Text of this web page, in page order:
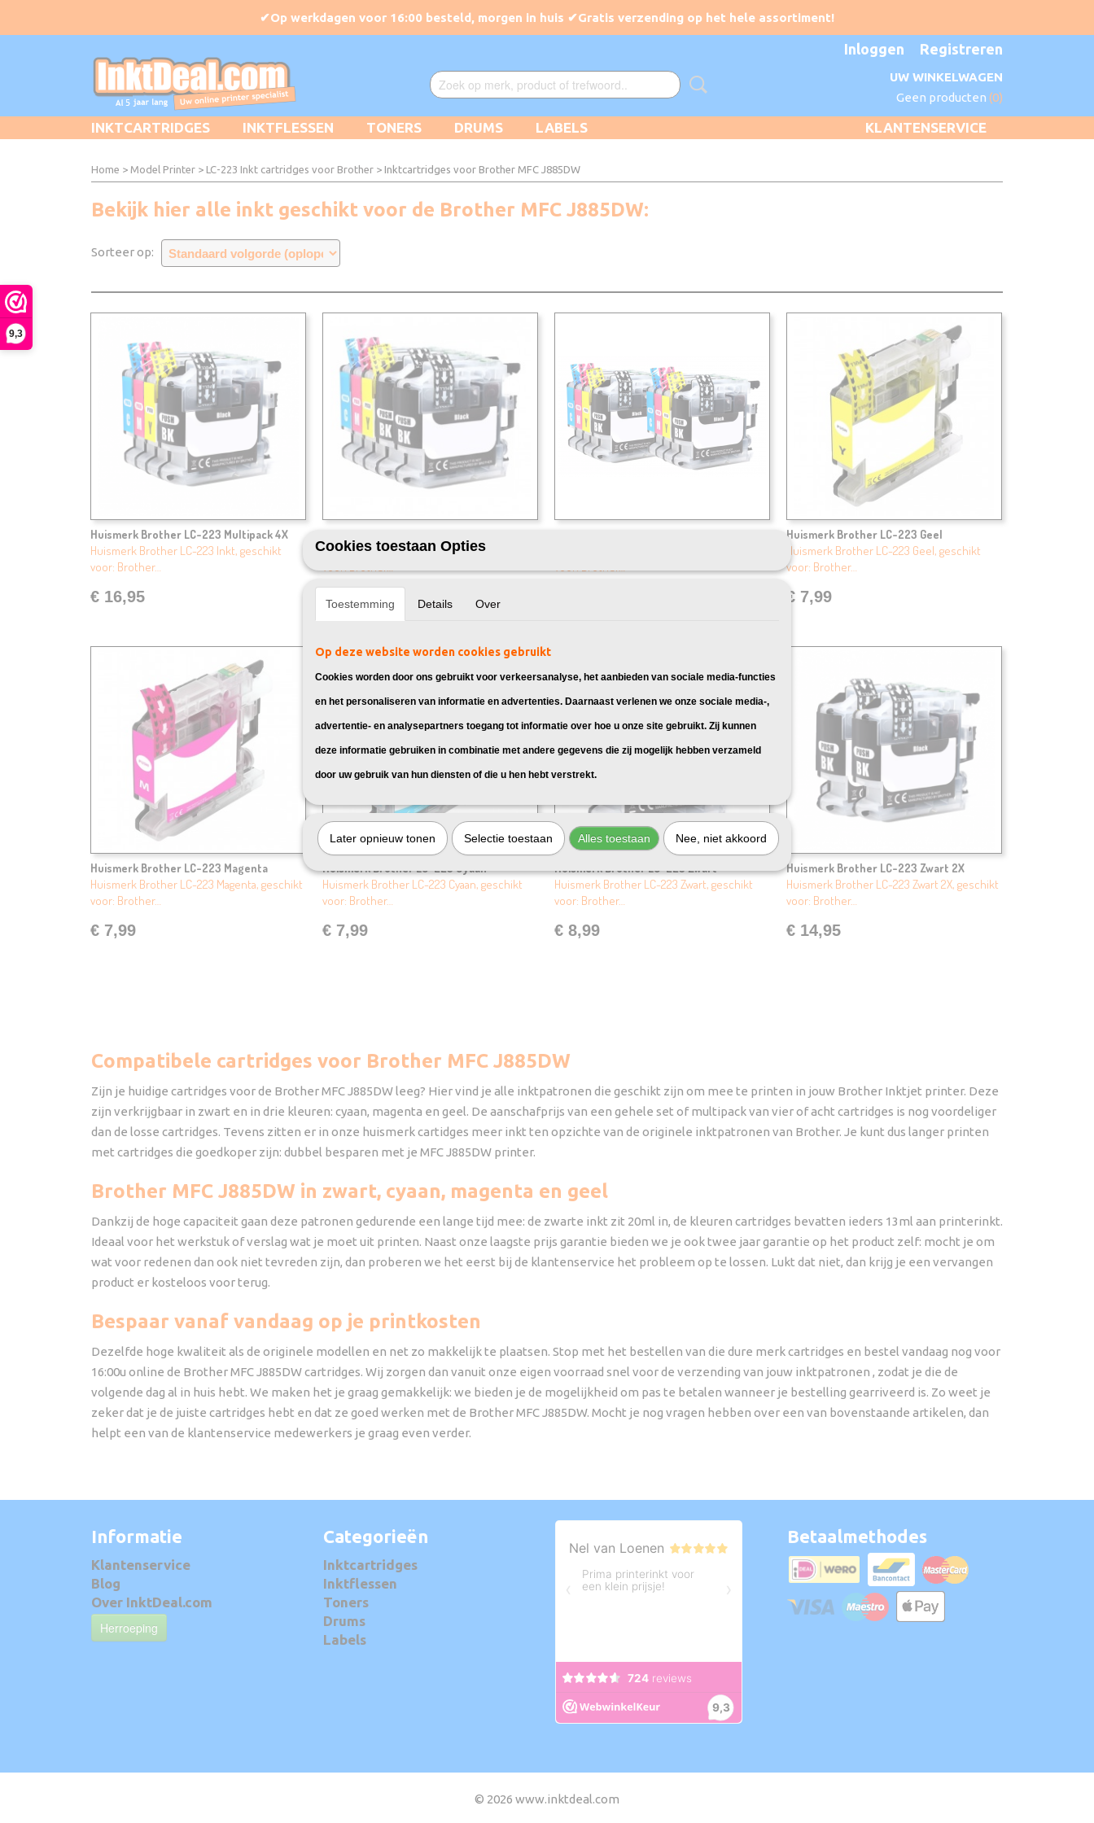
9,3
Inloggen Registreren
UW WINKELWAGEN
Geen producten (0)
KLANTENSERVICE
INKTCARTRIDGES INKTFLESSEN TONERS DRUMS LABELS
Home > Model Printer > LC-223 Inkt cartridges voor Brother > Inktcartridges voor Brother MFC J885DW
Bekijk hier alle inkt geschikt voor de Brother MFC J885DW:
Sorteer op:
Huismerk Brother LC-223 Multipack 4X
Huismerk Brother LC-223 Inkt, geschikt
voor: Brother…
€ 16,95
Huismerk Brother LC-223 Inkt, geschikt
€ 19,95
Huismerk Brother LC-223 Geel
Huismerk Brother LC-223 Geel, geschikt
voor: Brother…
€ 7,99
Huismerk Brother LC-223 Magenta
Huismerk Brother LC-223 Magenta, geschikt
voor: Brother…
€ 7,99
Huismerk Brother LC-223 Cyaan
Huismerk Brother LC-223 Cyaan, geschikt
voor: Brother…
€ 7,99
Huismerk Brother LC-223 Zwart
Huismerk Brother LC-223 Zwart, geschikt
voor: Brother…
€ 8,99
Huismerk Brother LC-223 Zwart 2X
Huismerk Brother LC-223 Zwart 2X, geschikt
voor: Brother…
€ 14,95
Compatibele cartridges voor Brother MFC J885DW
Zijn je huidige cartridges voor de Brother MFC J885DW leeg? Hier vind je alle inktpatronen die geschikt zijn om mee te printen in jouw Brother Inktjet printer. Deze
zijn verkrijgbaar in zwart en in drie kleuren: cyaan, magenta en geel. De aanschafprijs van een gehele set of multipack van vier of acht cartridges is nog voordeliger
dan de losse cartridges. Tevens zitten er in onze huismerk cartidges meer inkt ten opzichte van de originele inktpatronen van Brother. Je kunt dus langer printen
met cartridges die goedkoper zijn: dubbel besparen met je MFC J885DW printer.
Brother MFC J885DW in zwart, cyaan, magenta en geel
Dankzij de hoge capaciteit gaan deze patronen gedurende een lange tijd mee: de zwarte inkt zit 20ml in, de kleuren cartridges bevatten ieders 13ml aan printerinkt.
Ideaal voor het werkstuk of verslag wat je moet uit printen. Naast onze laagste prijs garantie bieden we je ook twee jaar garantie op het product zelf: mocht je om
wat voor redenen dan ook niet tevreden zijn, dan proberen we het eerst bij de klantenservice het probleem op te lossen. Lukt dat niet, dan krijg je een vervangen
product er kosteloos voor terug.
Bespaar vanaf vandaag op je printkosten
Dezelfde hoge kwaliteit als de originele modellen en net zo makkelijk te plaatsen. Stop met het bestellen van die dure merk cartridges en bestel vandaag nog voor
16:00u online de Brother MFC J885DW cartridges. Wij zorgen dan vanuit onze eigen voorraad snel voor de verzending van jouw inktpatronen , zodat je die de
volgende dag al in huis hebt. We maken het je graag gemakkelijk: we bieden je de mogelijkheid om pas te betalen wanneer je bestelling gearriveerd is. Zo weet je
zeker dat je de juiste cartridges hebt en dat ze goed werken met de Brother MFC J885DW. Mocht je nog vragen hebben over een van bovenstaande artikelen, dan
helpt een van de klantenservice medewerkers je graag even verder.
Informatie
Klantenservice
Blog
Over InktDeal.com
Herroeping
Categorieën
Inktcartridges
Inktflessen
Toners
Drums
Labels
Betaalmethodes
© 2026 www.inktdeal.com
Cookies toestaan Opties
Toestemming Details Over
Op deze website worden cookies gebruikt
Cookies worden door ons gebruikt voor verkeersanalyse, het aanbieden van sociale media-functies
en het personaliseren van informatie en advertenties. Daarnaast verlenen we onze sociale media-,
advertentie- en analysepartners toegang tot informatie over hoe u onze site gebruikt. Zij kunnen
deze informatie gebruiken in combinatie met andere gegevens die zij mogelijk hebben verzameld
door uw gebruik van hun diensten of die u hen hebt verstrekt.
Later opnieuw tonen Selectie toestaan Alles toestaan Nee, niet akkoord